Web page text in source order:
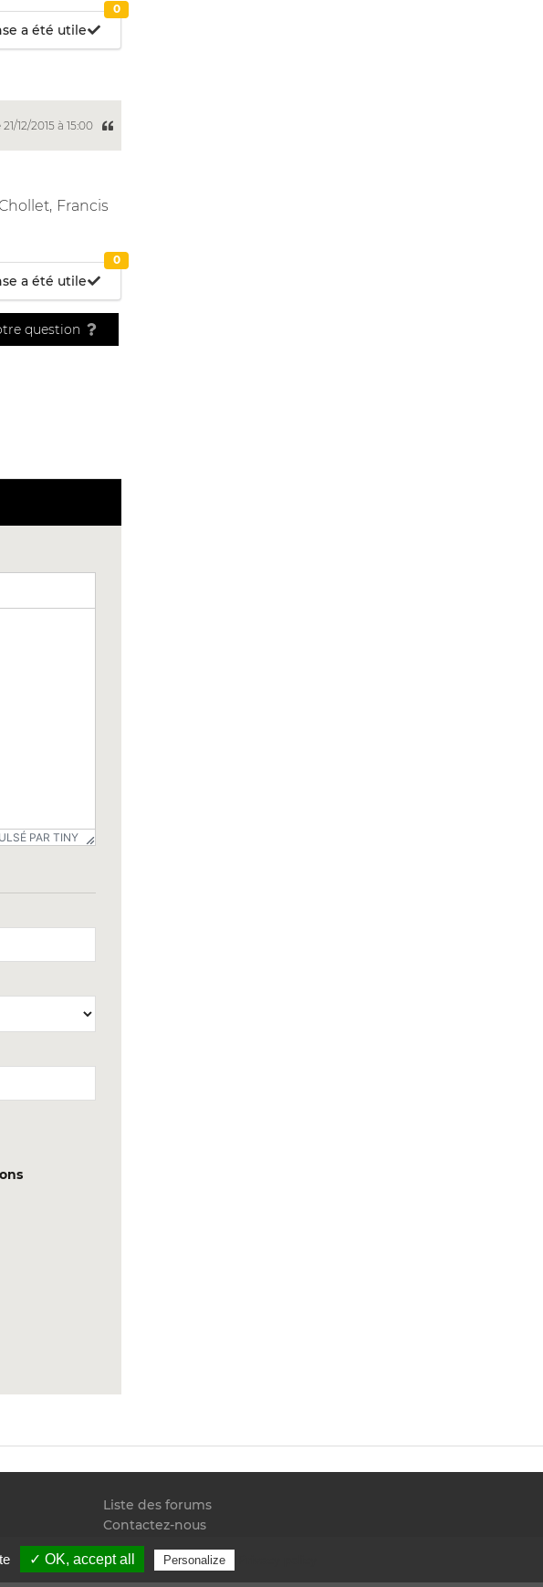
a été utile
0
21/12/2015 à 15:00
Francis
a été utile
0
question
PAR TINY
Liste des forums
Contactez-nous
Flux RSS
droits réservés
✓ OK, accept all Personalize